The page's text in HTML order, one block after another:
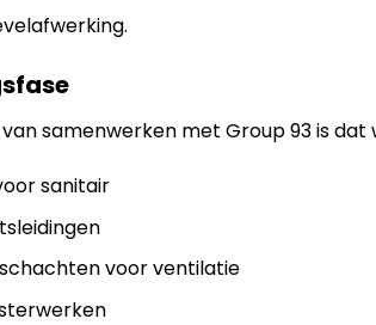
samenwerken met Group 93 is
sanitair
voor ventilatie